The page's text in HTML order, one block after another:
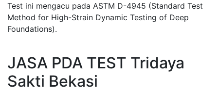
Test ini mengacu pada ASTM D-4945 (Standard Test
Method for High-Strain Dynamic Testing of Deep
Foundations).
JASA PDA TEST Tridaya
Sakti Bekasi